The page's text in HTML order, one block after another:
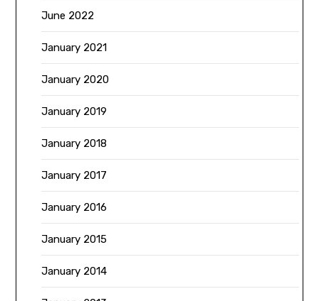
June 2022
January 2021
January 2020
January 2019
January 2018
January 2017
January 2016
January 2015
January 2014